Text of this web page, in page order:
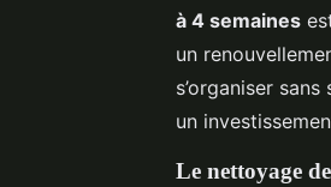
à 4 semaines
un
s’organiser
un
Le nettoyage